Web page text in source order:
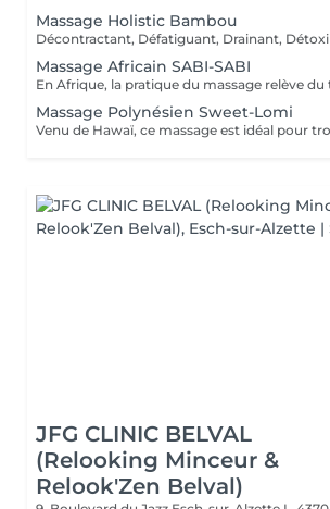
Massage Holistic Bambou
Massage Africain SABI-SABI
Massage Polynésien Sweet-Lomi
JFG CLINIC BELVAL
(Relooking Minceur &
Relook'Zen Belval)